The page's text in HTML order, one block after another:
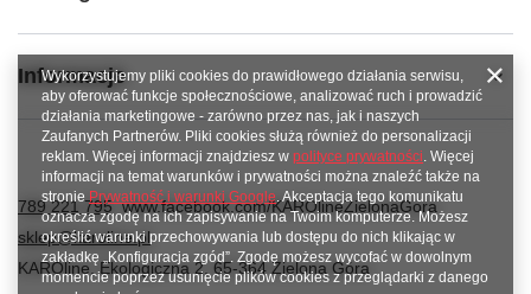
Informacje
789 221 795 www.facebook.com/KAROlineZielonaGora
sklep@karoline.pl
KAROline,Ekologiczna 2,65-364Zielona Góra
Wykorzystujemy pliki cookies do prawidłowego działania serwisu,
aby oferować funkcje społecznościowe, analizować ruch i prowadzić
działania marketingowe - zarówno przez nas, jak i naszych
Zaufanych Partnerów. Pliki cookies służą również do personalizacji
reklam. Więcej informacji znajdziesz w polityce prywatności. Więcej
informacji na temat warunków i prywatności można znaleźć także na
stroniePrywatność i warunki Google. Akceptacja tego komunikatu
oznacza zgodę na ich zapisywanie na Twoim komputerze. Możesz
określić warunki przechowywania lub dostępu do nich klikając w
zakładkę „Konfiguracja zgód”. Zgodę możesz wycofać w dowolnym
momencie poprzez usunięcie plików cookies z przeglądarki z danego